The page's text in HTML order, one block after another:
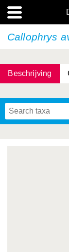
Callophrys
Beschrijving